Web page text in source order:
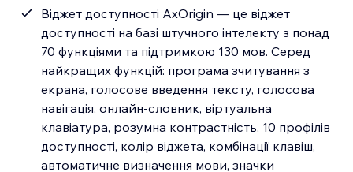
Віджет доступності AxOrigin — це віджет
доступності на базі штучного інтелекту з понад
70 функціями та підтримкою 130 мов. Серед
найкращих функцій: програма зчитування з
екрана, голосове введення тексту, голосова
навігація, онлайн-словник, віртуальна
клавіатура, розумна контрастність, 10 профілів
доступності, колір віджета, комбінації клавіш,
автоматичне визначення мови, значки